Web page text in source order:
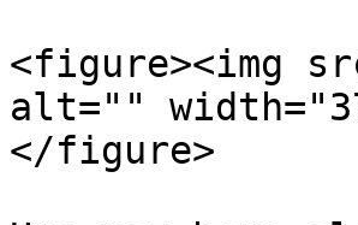
<figure><img
alt=""
</figure>